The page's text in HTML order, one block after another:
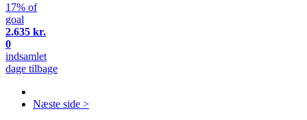
17% of
goal
2.635 kr.
0
indsamlet
dage tilbage
Næste side >